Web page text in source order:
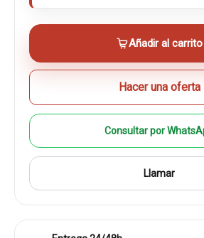
Añadir al carrito
Hacer una oferta
Consultar por
Llamar